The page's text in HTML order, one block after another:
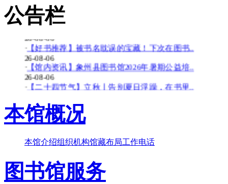
公告栏
春雨润乡土，书香伴童行——象州县文化广电..
26-08-06
【少儿多媒体图书馆】背了八百遍《出师表》..
· 【好书推荐】被书名耽误的宝藏！下次在图书..
26-08-06
· 【馆内资讯】象州县图书馆2026年暑期公益培..
26-08-06
· 【二十四节气】立秋丨告别夏日浮躁，在书里..
【少儿多媒体图书馆】边画边学！超有趣的少..
26-07-20
·【暑期公益培训班】象州县图书馆2026年暑期..
26-07-20
·【好书推荐】大暑天容易犯困？这些“烧脑”..
·【共读八桂-乡音童韵】广西桂林图书馆“共读..
26-07-20
本馆概况
本馆介绍组织机构馆藏布局工作电话
图书馆服务